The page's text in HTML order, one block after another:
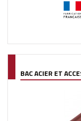
BAC ACIER ET